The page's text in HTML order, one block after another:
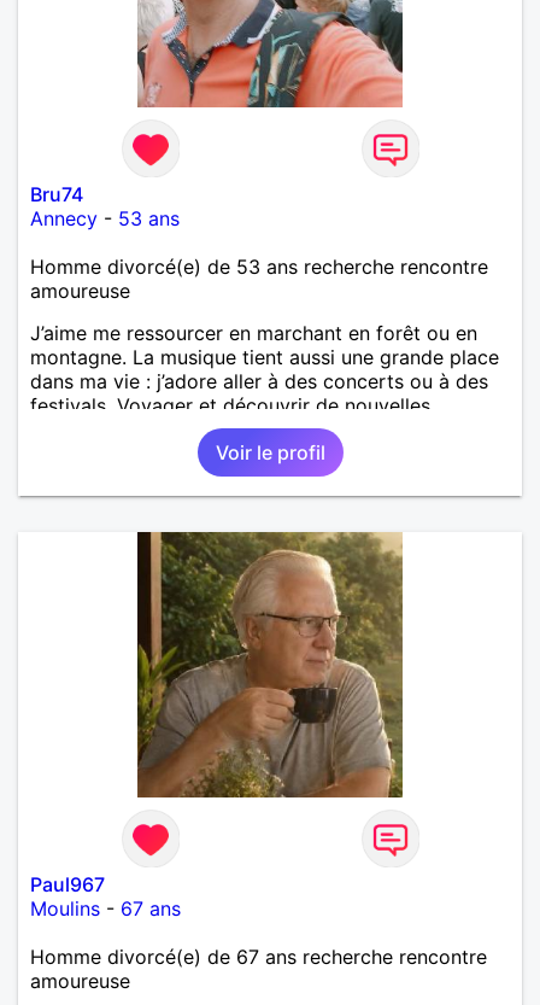
Bru74
Annecy - 53 ans
Homme divorcé(e) de 53 ans recherche rencontre
amoureuse
J’aime me ressourcer en marchant en forêt ou en
montagne. La musique tient aussi une grande place
dans ma vie : j’adore aller à des concerts ou à des
festivals. Voyager et découvrir de nouvelles
cultures, c’est ce qui m’inspire le plus. J’aimerais
rencontrer quelqu’un avec qui partager ces
moments simples et sincères.
Voir le profil
Paul967
Moulins - 67 ans
Homme divorcé(e) de 67 ans recherche rencontre
amoureuse